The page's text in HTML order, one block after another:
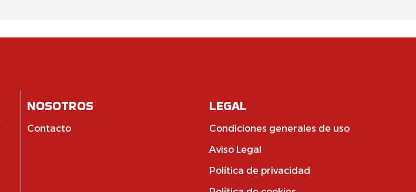
NOSOTROS
Contacto
LEGAL
Condiciones generales de uso
Aviso Legal
Política de privacidad